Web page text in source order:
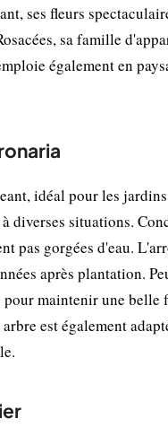
ses fleurs
sa famille
également en
idéal pour les
diverses situations.
pas gorgées d'eau.
après plantation.
maintenir une
est également